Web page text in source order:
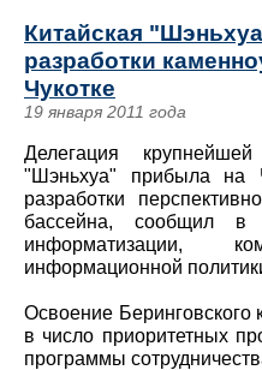
Китайская
разработки
Чукотке
19 января 2011 года
Делегация
"Шэньхуа" прибыла на
разработки
бассейна, сообщил в
информатизации,
информационной
Освоение Беринговского
в число приоритетных
программы